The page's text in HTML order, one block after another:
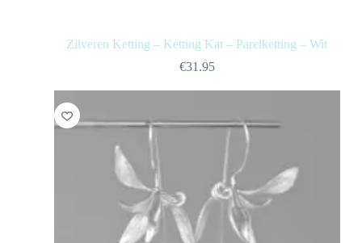
Zilveren Ketting – Ketting Kat – Parelketting – Wit
€31.95